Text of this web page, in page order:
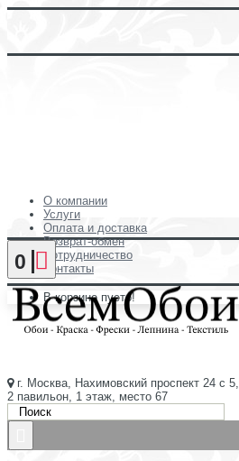
О компании
Услуги
Оплата и доставка
Возврат-обмен
Сотрудничество
Контакты
0
В корзине пусто!
г. Москва, Нахимовский проспект 24 с 5,
2 павильон, 1 этаж, место 67